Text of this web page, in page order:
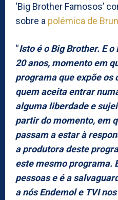
‘Big Brother Famosos’
sobre a polémica de
“Isto é o Big Brother. E
20 anos, momento em
programa que expõe os
quem aceita entrar
alguma liberdade e
partir do momento, em
passam a estar à
a produtora deste
este mesmo programa.
pessoas e é a
a nós Endemol e TVI